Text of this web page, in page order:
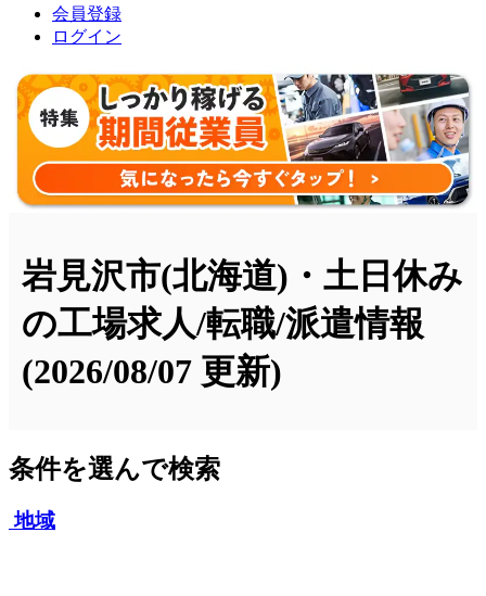
会員登録
ログイン
岩見沢市(北海道)・土日休み
の工場求人/転職/派遣情報
(2026/08/07 更新)
条件を選んで検索
地域